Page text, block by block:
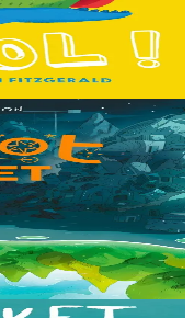
Dinosaures. Ils n'ont
une très
s’éveille. Il ne se
de temps il est là, mais